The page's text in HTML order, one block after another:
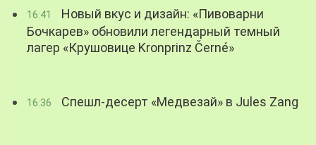
16:41
Новый вкус и дизайн: «Пивоварни
Бочкарев» обновили легендарный темный
лагер «Крушовице Kronprinz Černé»
16:36 Спешл-десерт «Медвезай» в Jules Zang